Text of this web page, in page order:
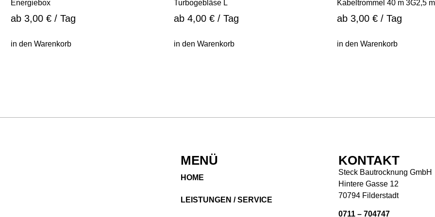
Energiebox
ab 3,00 € / Tag
in den Warenkorb
Turbogebläse L
ab4,00€ / Tag
in den Warenkorb
Kabeltrommel 40 m 3G2,5
ab3,00€ / Tag
in den Warenkorb
MENÜ
HOME
LEISTUNGEN / SERVICE
KONTAKT
Steck Bautrocknung GmbH
Hintere Gasse 12
70794 Filderstadt
0711 – 704747